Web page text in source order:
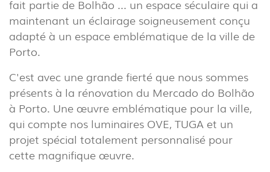
TÉLÉCHARGEMENTS
PROJECTS
INFORMATION LÉGALE
NOUVELLES
CONTACTS
RAPPORTS
fait partie de Bolhão ... un espace séculaire qui a
maintenant un éclairage soigneusement conçu
adapté à un espace emblématique de la ville de
Porto.
C'est avec une grande fierté que nous sommes
présents à la rénovation du Mercado do Bolhão
à Porto. Une œuvre emblématique pour la ville,
qui compte nos luminaires OVE, TUGA et un
projet spécial totalement personnalisé pour
cette magnifique œuvre.